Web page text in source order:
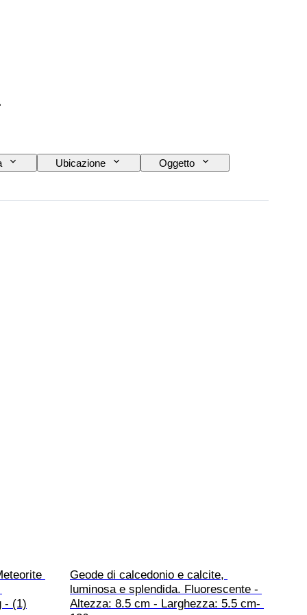
Ubicazione
Oggetto
- (1)
Geode di calcedonio e calcite,
luminosa e splendida. Fluorescente -
Altezza: 8.5 cm - Larghezza: 5.5 cm-